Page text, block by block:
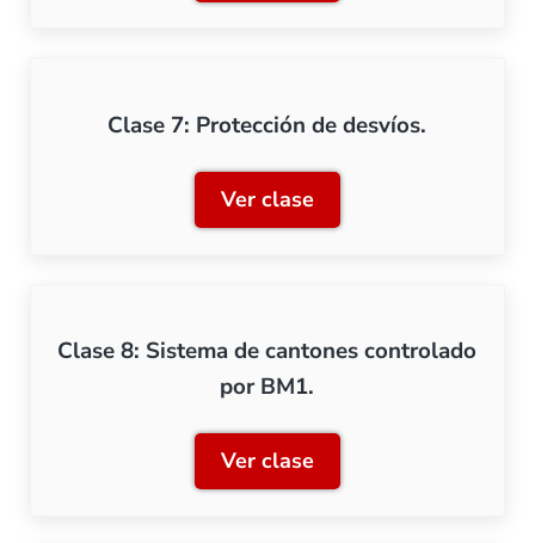
Clase 7: Protección de desvíos.
Ver claseClase 7: Protección de
Clase 8: Sistema de cantones controlado
por BM1.
Ver claseClase 8: Sistema de